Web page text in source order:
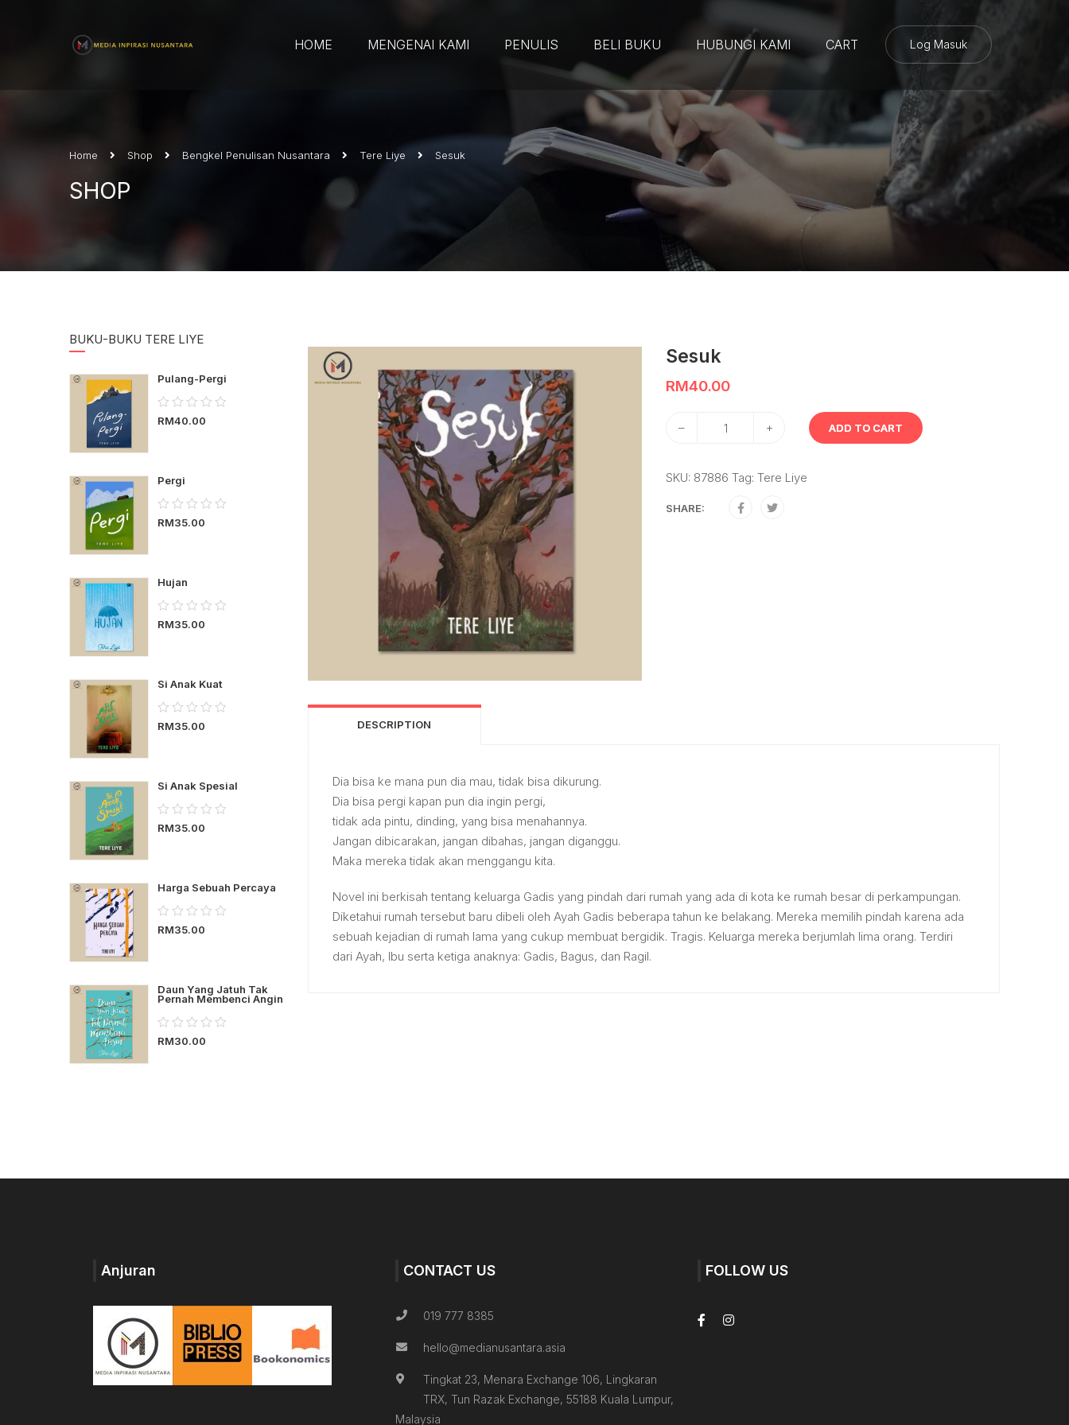
HOME MENGENAI KAMI PENULIS BELI BUKU HUBUNGI KAMI CART Log Masuk
Home Shop Bengkel Penulisan Nusantara Tere Liye Sesuk
SHOP
Sesuk
RM40.00
– + ADD TO CART
SKU: 87886 Tag: Tere Liye
SHARE:
DESCRIPTION
Dia bisa ke mana pun dia mau, tidak bisa dikurung.
Dia bisa pergi kapan pun dia ingin pergi,
tidak ada pintu, dinding, yang bisa menahannya.
Jangan dibicarakan, jangan dibahas, jangan diganggu.
Maka mereka tidak akan menggangu kita.
Novel ini berkisah tentang keluarga Gadis yang pindah dari rumah yang ada di kota ke rumah besar di perkampungan.
Diketahui rumah tersebut baru dibeli oleh Ayah Gadis beberapa tahun ke belakang. Mereka memilih pindah karena ada
sebuah kejadian di rumah lama yang cukup membuat bergidik. Tragis. Keluarga mereka berjumlah lima orang. Terdiri
dari Ayah, Ibu serta ketiga anaknya: Gadis, Bagus, dan Ragil.
BUKU-BUKU TERE LIYE
Pulang-Pergi
0.00
out
RM40.00
Pergi
0.00
out
RM35.00
Hujan
0.00
out
RM35.00
Si Anak Kuat
0.00
out
RM35.00
Si Anak Spesial
0.00
out
RM35.00
Harga Sebuah Percaya
0.00
out
RM35.00
Daun Yang Jatuh Tak
Pernah Membenci Angin
0.00
out
RM30.00
Anjuran CONTACT US
019 777 8385
hello@medianusantara.asia
Tingkat 23, Menara Exchange 106, Lingkaran
TRX, Tun Razak Exchange, 55188 Kuala Lumpur,
Malaysia
FOLLOW US